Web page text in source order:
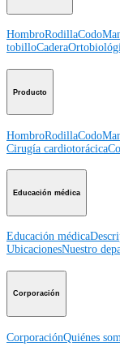
HombroRodillaCodo
tobilloCadera
Producto
HombroRodillaCodo
Cirugía cardiotorácica
Educación médica
Educación médica
UbicacionesNuestro
Corporación
CorporaciónQuiénes